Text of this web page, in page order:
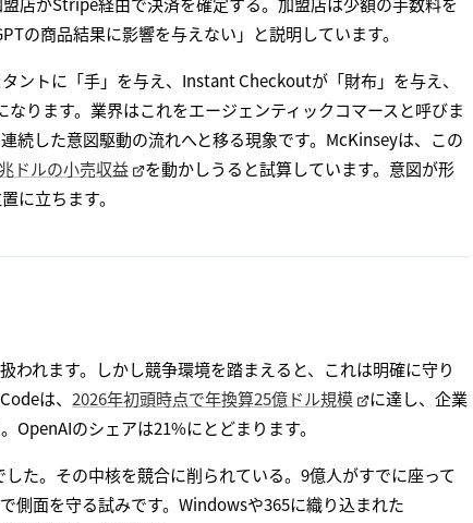
の商品結果に影響を与えない」と説明しています。
ントに「手」を与え、Instant Checkoutが「財布」を与え、
ります。業界はこれをエージェンティックコマースと呼びま
続した意図駆動の流れへと移る現象です。McKinseyは、この
ドルの小売収益
を動かしうると試算しています。意図が形
に立ちます。
れます。しかし競争環境を踏まえると、これは明確に守り
は、2026年初頭時点で年換算25億ドル規模
に達し、企業
のシェアは21%にとどまります。
た。その中核を競合に削られている。9億人がすでに座って
側面を守る試みです。Windowsや365に織り込まれた